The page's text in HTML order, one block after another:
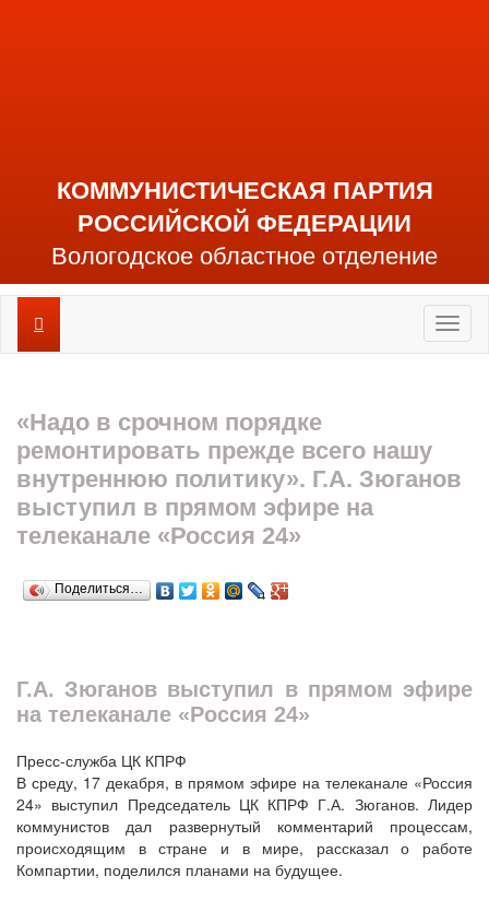
КОММУНИСТИЧЕСКАЯ ПАРТИЯ
РОССИЙСКОЙ ФЕДЕРАЦИИ
Вологодское областное отделение
«Надо в срочном порядке
ремонтировать прежде всего нашу
внутреннюю политику». Г.А. Зюганов
выступил в прямом эфире на
телеканале «Россия 24»
Поделиться…
Г.А. Зюганов выступил в прямом эфире
на телеканале «Россия 24»
Пресс-служба ЦК КПРФ
В среду, 17 декабря, в прямом эфире на телеканале «Россия
24» выступил Председатель ЦК КПРФ Г.А. Зюганов. Лидер
коммунистов дал развернутый комментарий процессам,
происходящим в стране и в мире, рассказал о работе
Компартии, поделился планами на будущее.